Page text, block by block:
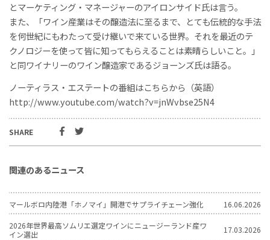
とマーケティング・マネージャーのアイロンサイド氏は言う。
また、「ワイン産業はその醸造法に至るまで、とても伝統的な手法
を何世紀にもわたって受け継いで来ている世界。それを最近のテ
クノロジーを使って皆に知ってもらえることは素晴らしいこと。」
と同ワイナリーのワイン醸造家であるジョーンズ氏は語る。
ノーティラス・エステートの番組はこちらから（英語）
http://www.youtube.com/watch?v=jnWvbse25N4
SHARE
関連のあるニュース
マールボロ内陸港「ホノマイ」開港でサプライチェーン強化 16.06.2026
2026年世界最高ソムリエ選定ワインにニュージーランド産ワ
イン選出
17.03.2026